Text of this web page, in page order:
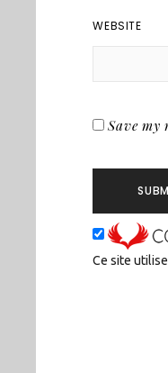
WEBSITE
Save my
Ce site